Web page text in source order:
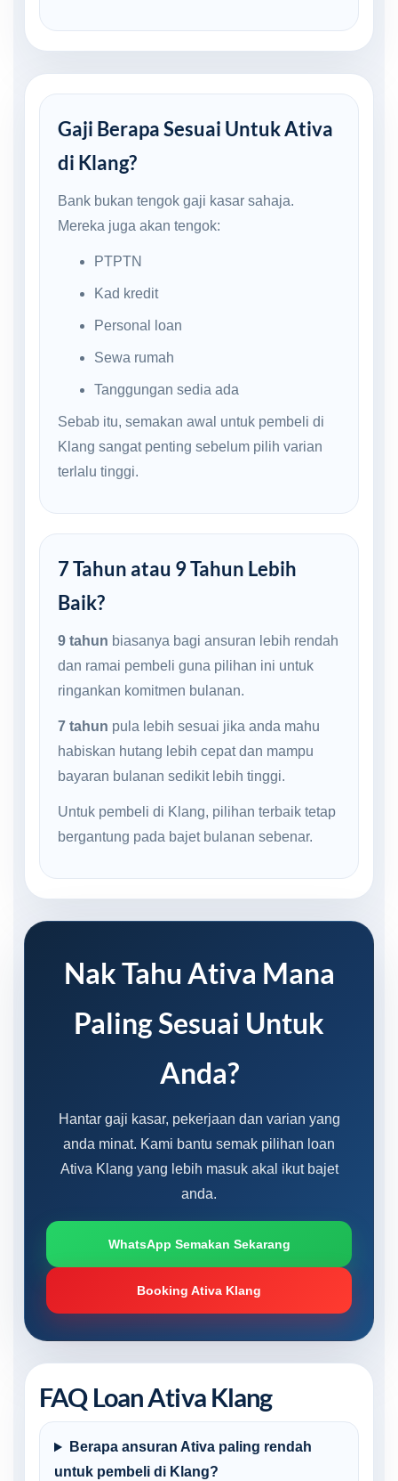
Gaji Berapa Sesuai Untuk Ativa
di Klang?
Bank bukan tengok gaji kasar sahaja.
Mereka juga akan tengok:
PTPTN
Kad kredit
Personal loan
Sewa rumah
Tanggungan sedia ada
Sebab itu, semakan awal untuk pembeli di
Klang sangat penting sebelum pilih varian
terlalu tinggi.
7 Tahun atau 9 Tahun Lebih
Baik?
9 tahun biasanya bagi ansuran lebih rendah
dan ramai pembeli guna pilihan ini untuk
ringankan komitmen bulanan.
7 tahun pula lebih sesuai jika anda mahu
habiskan hutang lebih cepat dan mampu
bayaran bulanan sedikit lebih tinggi.
Untuk pembeli di Klang, pilihan terbaik tetap
bergantung pada bajet bulanan sebenar.
Nak Tahu Ativa Mana
Paling Sesuai Untuk
Anda?
Hantar gaji kasar, pekerjaan dan varian yang
anda minat. Kami bantu semak pilihan loan
Ativa Klang yang lebih masuk akal ikut bajet
anda.
WhatsApp Semakan Sekarang
Booking Ativa Klang
FAQ Loan Ativa Klang
Berapa ansuran Ativa paling rendah
untuk pembeli di Klang?